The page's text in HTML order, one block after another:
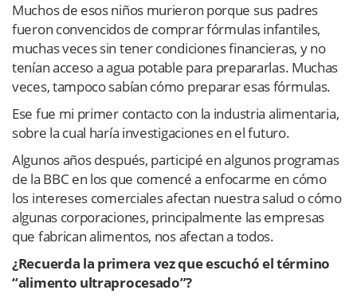
Muchos de esos niños murieron porque sus padres
fueron convencidos de comprar fórmulas infantiles,
muchas veces sin tener condiciones financieras, y no
tenían acceso a agua potable para prepararlas. Muchas
veces, tampoco sabían cómo preparar esas fórmulas.
Ese fue mi primer contacto con la industria alimentaria,
sobre la cual haría investigaciones en el futuro.
Algunos años después, participé en algunos programas
de la BBC en los que comencé a enfocarme en cómo
los intereses comerciales afectan nuestra salud o cómo
algunas corporaciones, principalmente las empresas
que fabrican alimentos, nos afectan a todos.
¿Recuerda la primera vez que escuchó el término
“alimento ultraprocesado”?